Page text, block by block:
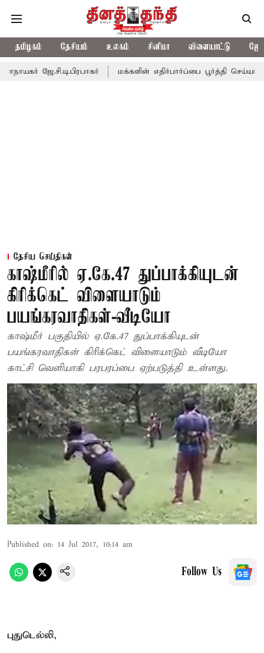
தமிழகம் தேசியம் உலகம் சினிமா விளையாட்டு
மக்களின் எதிர்பார்ப்பை பூர்த்தி செய்யாத பட்ஜெட்;
தேசிய செய்திகள்
காஷ்மீரில் ஏ.கே.47 துப்பாக்கியுடன்
கிரிக்கெட் விளையாடும்
பயங்கரவாதிகள்-வீடியோ
காஷ்மீர் பகுதியில் ஏ.கே.47 துப்பாக்கியுடன்
பயங்கரவாதிகள் கிரிக்கெட் விளையாடும் வீடியோ
காட்சி வெளியாகி பரபரப்பை ஏற்படுத்தி உள்ளது.
Published on: 14 Jul 2017, 10:14 am
Follow Us
புதுடெல்லி,